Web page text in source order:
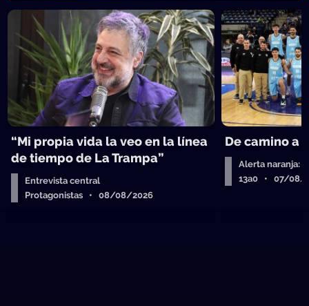
“Mi propia vida la veo en la línea
de tiempo de La Trampa”
Entrevista central
Protagonistas • 08/08/2026
De camino a
Alerta naranja:
13a0 • 07/08/